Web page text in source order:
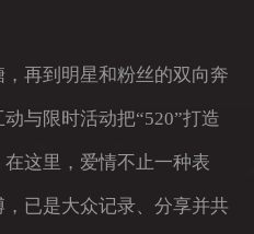
再到明星和粉丝的双向奔
与限时活动把“520”打造
这里，爱情不止一种表
已是大众记录、分享并共